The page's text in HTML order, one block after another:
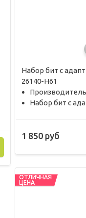
Набор бит с
26140-H61
Набор бит с
1 850 руб
ОТЛИЧНАЯ
ЦЕНА